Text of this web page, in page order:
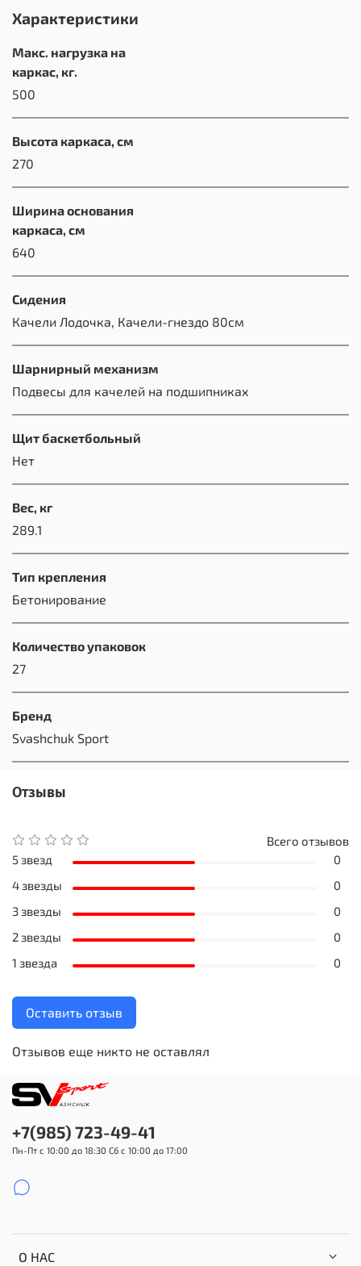
Характеристики
Макс. нагрузка на
каркас, кг.
500
Высота каркаса, см
270
Ширина основания
каркаса, см
640
Сидения
Качели Лодочка, Качели-гнездо 80см
Шарнирный механизм
Подвесы для качелей на подшипниках
Щит баскетбольный
Нет
Вес, кг
289.1
Тип крепления
Бетонирование
Количество упаковок
27
Бренд
Svashchuk Sport
Отзывы
Отзывов еще никто не оставлял
Всего отзывов
5 звезд
0
4 звезды
0
3 звезды
0
2 звезды
0
1 звезда
0
Оставить отзыв
О НАС
+7(985) 723-49-41
Пн-Пт с 10:00 до 18:30 Сб с 10:00 до 17:00